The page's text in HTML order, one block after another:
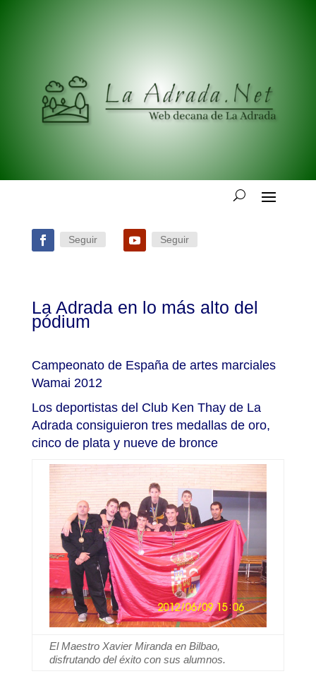
Seguir Seguir
La Adrada en lo más alto del
pódium
Campeonato de España de artes marciales
Wamai 2012
Los deportistas del Club Ken Thay de La
Adrada consiguieron tres medallas de oro,
cinco de plata y nueve de bronce
El Maestro Xavier Miranda en Bilbao,
disfrutando del éxito con sus alumnos.